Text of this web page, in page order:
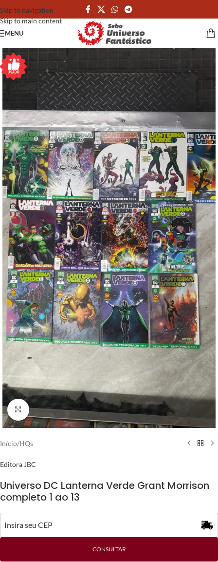
Skip to navigation
Skip to main content
MENU
Clique para ampliar
Início/HQs
Editora JBC
Universo DC Lanterna Verde Grant Morrison
completo 1 ao 13
CONSULTAR